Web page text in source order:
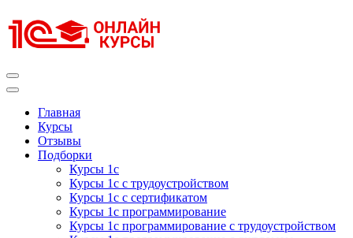
к
содержимому
Главная
Курсы
Отзывы
Подборки
Курсы 1с
Курсы 1с с трудоустройством
Курсы 1с с сертификатом
Курсы 1с программирование
Курсы 1с программирование с трудоустройством